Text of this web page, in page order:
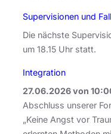
Supervisionen und
Die nächste
um 18.15 Uhr statt.
Integration
27.06.2026 von
Abschluss unserer
„Keine Angst vor